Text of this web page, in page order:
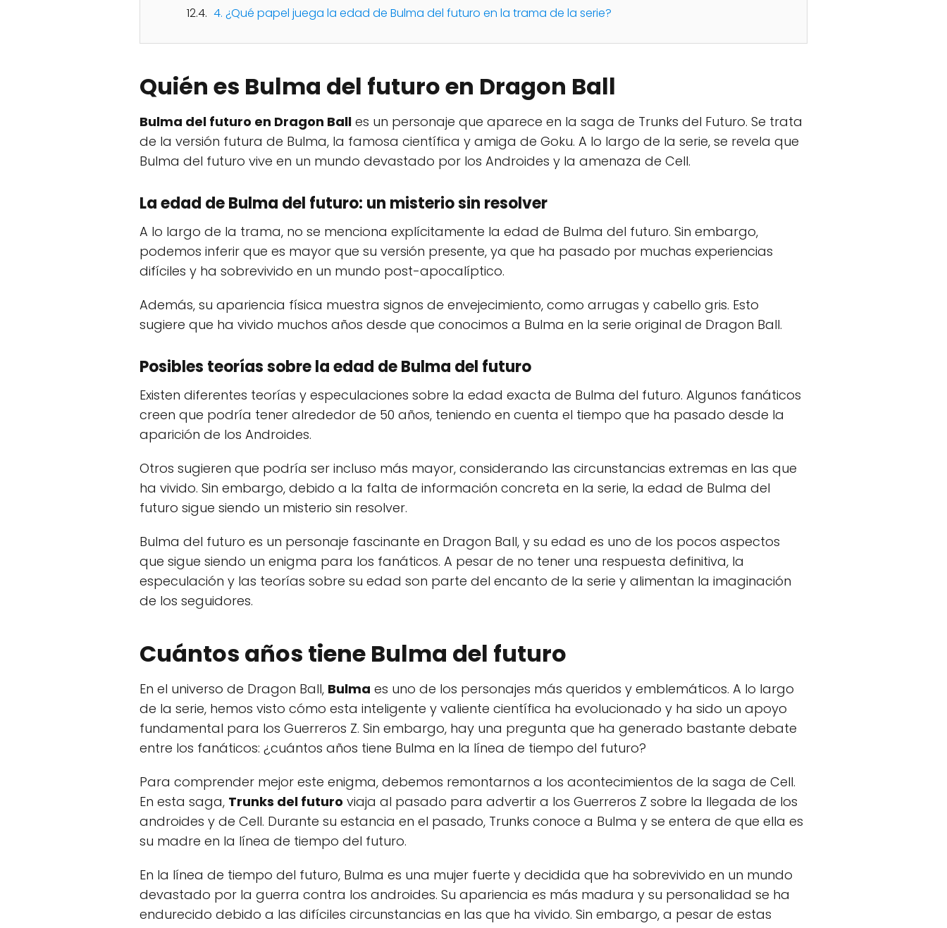
4. ¿Qué papel juega la edad de Bulma del futuro en la trama de la serie?
Quién es Bulma del futuro en Dragon Ball
Bulma del futuro en Dragon Ball es un personaje que aparece en la saga de Trunks del Futuro. Se trata
de la versión futura de Bulma, la famosa científica y amiga de Goku. A lo largo de la serie, se revela que
Bulma del futuro vive en un mundo devastado por los Androides y la amenaza de Cell.
La edad de Bulma del futuro: un misterio sin resolver
A lo largo de la trama, no se menciona explícitamente la edad de Bulma del futuro. Sin embargo,
podemos inferir que es mayor que su versión presente, ya que ha pasado por muchas experiencias
difíciles y ha sobrevivido en un mundo post-apocalíptico.
Además, su apariencia física muestra signos de envejecimiento, como arrugas y cabello gris. Esto
sugiere que ha vivido muchos años desde que conocimos a Bulma en la serie original de Dragon Ball.
Posibles teorías sobre la edad de Bulma del futuro
Existen diferentes teorías y especulaciones sobre la edad exacta de Bulma del futuro. Algunos fanáticos
creen que podría tener alrededor de 50 años, teniendo en cuenta el tiempo que ha pasado desde la
aparición de los Androides.
Otros sugieren que podría ser incluso más mayor, considerando las circunstancias extremas en las que
ha vivido. Sin embargo, debido a la falta de información concreta en la serie, la edad de Bulma del
futuro sigue siendo un misterio sin resolver.
Bulma del futuro es un personaje fascinante en Dragon Ball, y su edad es uno de los pocos aspectos
que sigue siendo un enigma para los fanáticos. A pesar de no tener una respuesta definitiva, la
especulación y las teorías sobre su edad son parte del encanto de la serie y alimentan la imaginación
de los seguidores.
Cuántos años tiene Bulma del futuro
En el universo de Dragon Ball, Bulma es uno de los personajes más queridos y emblemáticos. A lo largo
de la serie, hemos visto cómo esta inteligente y valiente científica ha evolucionado y ha sido un apoyo
fundamental para los Guerreros Z. Sin embargo, hay una pregunta que ha generado bastante debate
entre los fanáticos: ¿cuántos años tiene Bulma en la línea de tiempo del futuro?
Para comprender mejor este enigma, debemos remontarnos a los acontecimientos de la saga de Cell.
En esta saga, Trunks del futuro viaja al pasado para advertir a los Guerreros Z sobre la llegada de los
androides y de Cell. Durante su estancia en el pasado, Trunks conoce a Bulma y se entera de que ella es
su madre en la línea de tiempo del futuro.
En la línea de tiempo del futuro, Bulma es una mujer fuerte y decidida que ha sobrevivido en un mundo
devastado por la guerra contra los androides. Su apariencia es más madura y su personalidad se ha
endurecido debido a las difíciles circunstancias en las que ha vivido. Sin embargo, a pesar de estas